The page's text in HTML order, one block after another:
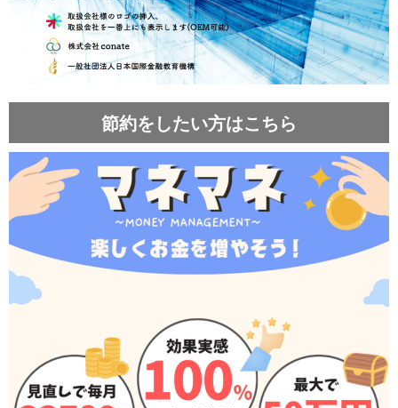
節約をしたい方はこちら